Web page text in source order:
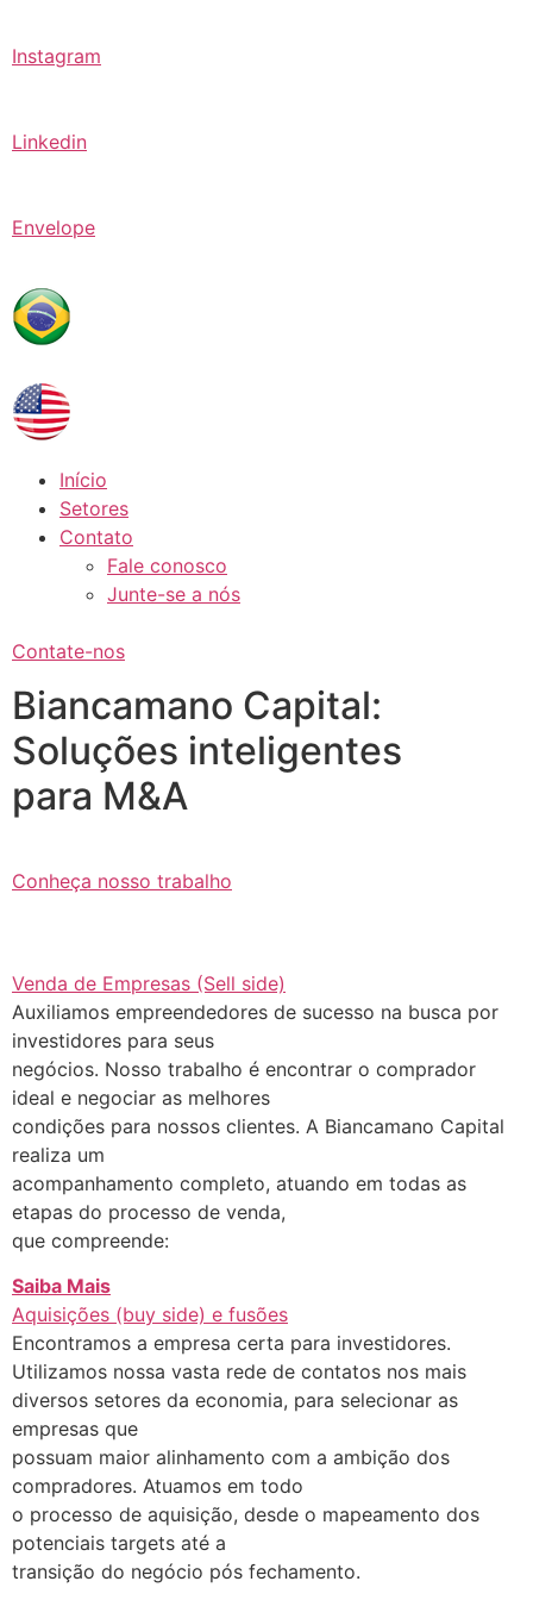
Instagram
Linkedin
Envelope
Início
Setores
Contato
Fale conosco
Junte-se a nós
Contate-nos
Biancamano Capital:
Soluções inteligentes
para M&A
Conheça nosso trabalho
Venda de Empresas (Sell side)
Auxiliamos empreendedores de sucesso na busca por
investidores para seus
negócios. Nosso trabalho é encontrar o comprador
ideal e negociar as melhores
condições para nossos clientes. A Biancamano Capital
realiza um
acompanhamento completo, atuando em todas as
etapas do processo de venda,
que compreende:
Saiba Mais
Aquisições (buy side) e fusões
Encontramos a empresa certa para investidores.
Utilizamos nossa vasta rede de contatos nos mais
diversos setores da economia, para selecionar as
empresas que
possuam maior alinhamento com a ambição dos
compradores. Atuamos em todo
o processo de aquisição, desde o mapeamento dos
potenciais targets até a
transição do negócio pós fechamento.